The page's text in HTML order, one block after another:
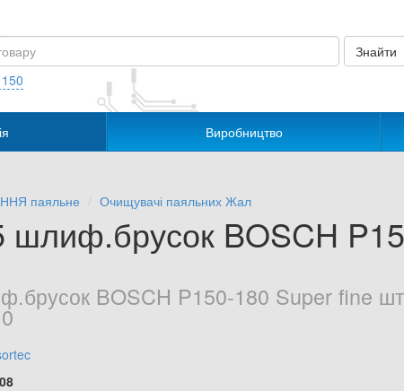
Виробництво
паяльне Очищувачі паяльних Жал
шлиф.брусок BOSCH
BOSCH P150-180 Super fine